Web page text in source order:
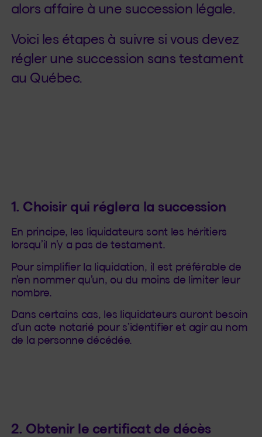
alors affaire à une succession légale.
Voici les étapes à suivre si vous devez
régler une succession sans testament
au Québec.
1. Choisir qui réglera la succession
En principe, les liquidateurs sont les héritiers
lorsqu’il n’y a pas de testament.
Pour simplifier la liquidation, il est préférable de
n’en nommer qu’un, ou du moins de limiter leur
nombre.
Dans certains cas, les liquidateurs auront besoin
d’un acte notarié pour s’identifier et agir au nom
de la personne décédée.
2. Obtenir le certificat de décès